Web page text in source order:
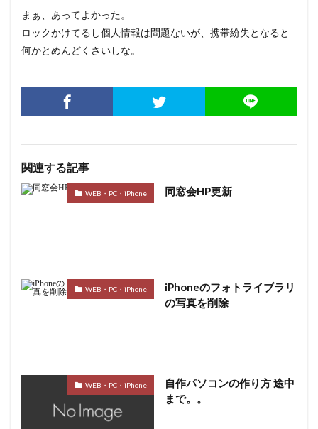
まぁ、あってよかった。
ロックかけてるし個人情報は問題ないが、携帯紛失となると
何かとめんどくさいしな。
関連する記事
WEB・PC・iPhone 同窓会HP更新
WEB・PC・iPhone
iPhoneのフォトライブラリ
の写真を削除
WEB・PC・iPhone
自作パソコンの作り方 途中
まで。。